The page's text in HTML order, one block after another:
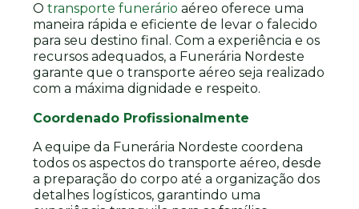
O transporte funerário aéreo oferece uma
maneira rápida e eficiente de levar o falecido
para seu destino final. Com a experiência e os
recursos adequados, a Funerária Nordeste
garante que o transporte aéreo seja realizado
com a máxima dignidade e respeito.
Coordenado Profissionalmente
A equipe da Funerária Nordeste coordena
todos os aspectos do transporte aéreo, desde
a preparação do corpo até a organização dos
detalhes logísticos, garantindo uma